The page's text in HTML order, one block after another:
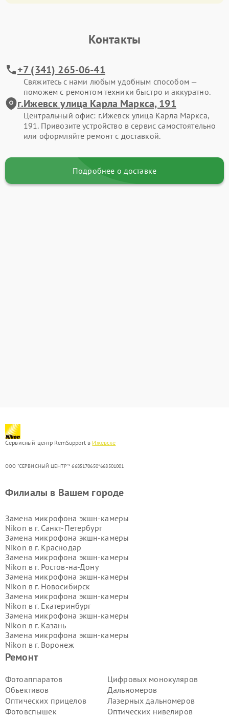
Контакты
+7 (341) 265-06-41
Свяжитесь с нами любым удобным способом —
поможем с ремонтом техники быстро и аккуратно.
г.Ижевск улица Карла Маркса, 191
Центральный офис: г.Ижевск улица Карла Маркса,
191. Привозите устройство в сервис самостоятельно
или оформляйте ремонт с доставкой.
Подробнее о доставке
Сервисный центр RemSupport в Ижевске
ООО "СЕРВИСНЫЙ ЦЕНТР"* 6685170650*668501001
Ремонт
Фотоаппаратов
Объективов
Оптических прицелов
Фотовспышек
Цифровых монокуляров
Дальномеров
Лазерных дальномеров
Оптических нивелиров
Филиалы в Вашем городе
Замена микрофона экшн-камеры
Nikon в г. Санкт-Петербург
Замена микрофона экшн-камеры
Nikon в г. Краснодар
Замена микрофона экшн-камеры
Nikon в г. Ростов-на-Дону
Замена микрофона экшн-камеры
Nikon в г. Новосибирск
Замена микрофона экшн-камеры
Nikon в г. Екатеринбург
Замена микрофона экшн-камеры
Nikon в г. Казань
Замена микрофона экшн-камеры
Nikon в г. Воронеж
Замена микрофона экшн-камеры
Замена микрофона экшн-камеры
Nikon в г.Самара
Замена микрофона экшн-камеры
Nikon в г.Пермь
Замена микрофона экшн-камеры